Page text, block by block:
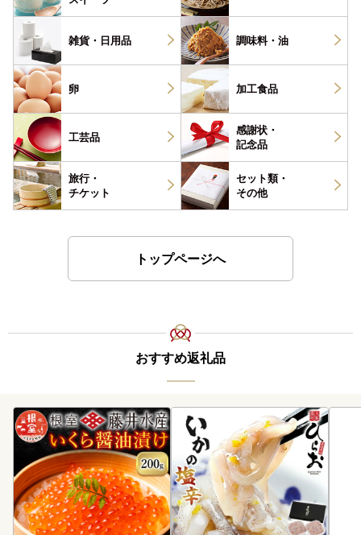
雑貨・ 日用品 調味料・ 油
卵 加工食品
工芸品
感謝状・
記念品
旅行・
チケット
セット類・
その他
トップページへ
おすすめ返礼品